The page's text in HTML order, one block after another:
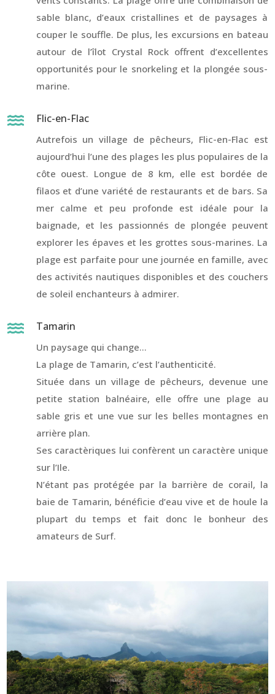
sable blanc, d’eaux cristallines et de paysages à
couper le souffle. De plus, les excursions en bateau
autour de l’îlot Crystal Rock offrent d’excellentes
opportunités pour le snorkeling et la plongée sous-
marine.
 Flic-en-Flac
Autrefois un village de pêcheurs, Flic-en-Flac est
aujourd’hui l’une des plages les plus populaires de la
côte ouest. Longue de 8 km, elle est bordée de
filaos et d’une variété de restaurants et de bars. Sa
mer calme et peu profonde est idéale pour la
baignade, et les passionnés de plongée peuvent
explorer les épaves et les grottes sous-marines. La
plage est parfaite pour une journée en famille, avec
des activités nautiques disponibles et des couchers
de soleil enchanteurs à admirer.
 Tamarin
Un paysage qui change…
La plage de Tamarin, c’est l’authenticité.
Située dans un village de pêcheurs, devenue une
petite station balnéaire, elle offre une plage au
sable gris et une vue sur les belles montagnes en
arrière plan.
Ses caractèriques lui confèrent un caractère unique
sur l’Ile.
N’étant pas protégée par la barrière de corail, la
baie de Tamarin, bénéficie d’eau vive et de houle la
plupart du temps et fait donc le bonheur des
amateurs de Surf.